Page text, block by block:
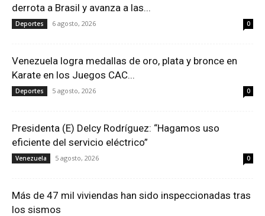
derrota a Brasil y avanza a las...
Deportes 6 agosto, 2026 0
Venezuela logra medallas de oro, plata y bronce en
Karate en los Juegos CAC...
Deportes 5 agosto, 2026 0
Presidenta (E) Delcy Rodríguez: “Hagamos uso
eficiente del servicio eléctrico”
Venezuela 5 agosto, 2026 0
Más de 47 mil viviendas han sido inspeccionadas tras
los sismos